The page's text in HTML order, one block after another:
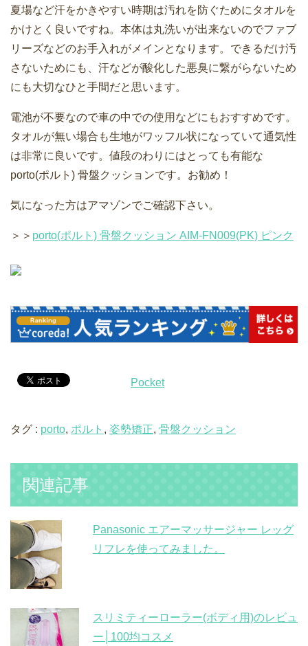
夏場など汗をかきやすい時期は汚れを防ぐためにタオルを
かけとく良いですね。本体は丸洗いが出来ないのでファブ
リーズなどのお手入れがメインとなります。できるだけ汚
さないためにも、汗などが酸化した悪臭に繋がらないため
にも大切なひと手間だと思います。
電池が不要なので車の中での使用などにもおすすめです。
タオルが無い場合も生地がワッフル状になっていて通気性
は非常に良いです。値段のわりにはとっても有能な
porto(ポルト) 骨盤クッションです。お勧め！
気になった方はアマゾンでご確認下さい。
＞＞ porto(ポルト) 骨盤クッション AIM-FN009(PK) ピンク
Pocket
タグ : porto, ポルト , 姿勢矯正, 骨盤クッション
関連記事
Panasonic エアーマッサージャー レッグ
リフレを使ってみました。
スリミティーローラー(ボディ用)のレビュ
ー│100均コスメ